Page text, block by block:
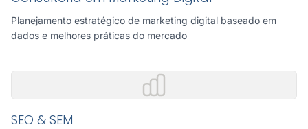
Planejamento estratégico de marketing digital baseado em
dados e melhores práticas do mercado
SEO & SEM